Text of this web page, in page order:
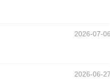
2026-07-06
2026-06-27